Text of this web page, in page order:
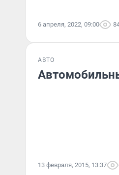
6 апреля, 2022, 09:00
АВТО
13 февраля, 2015, 13:37